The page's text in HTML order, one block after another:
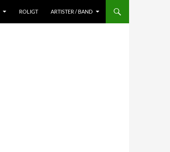
ROLIGT ARTISTER / BAND